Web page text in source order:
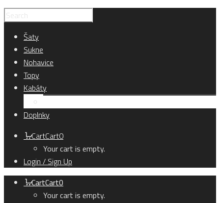
Šaty
Sukne
Nohavice
Topy
Kabáty
Doplnky
CartCart0
Your cart is empty.
Login / Sign Up
CartCart0
Your cart is empty.